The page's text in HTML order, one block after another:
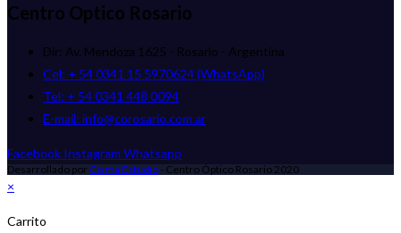
Centro Optico Rosario
Dir: Av. Mendoza 1625 - Rosario - Argentina
Cel: + 54 0341 15 5970624 (WhatsApp)
Tel: + 54 0341 448 0094
E-mail: info@corosario.com.ar
Facebook Instagram Whatsapp
Desarrollado por Cisma Estudio - Centro Óptico Rosario 2020
×
Carrito